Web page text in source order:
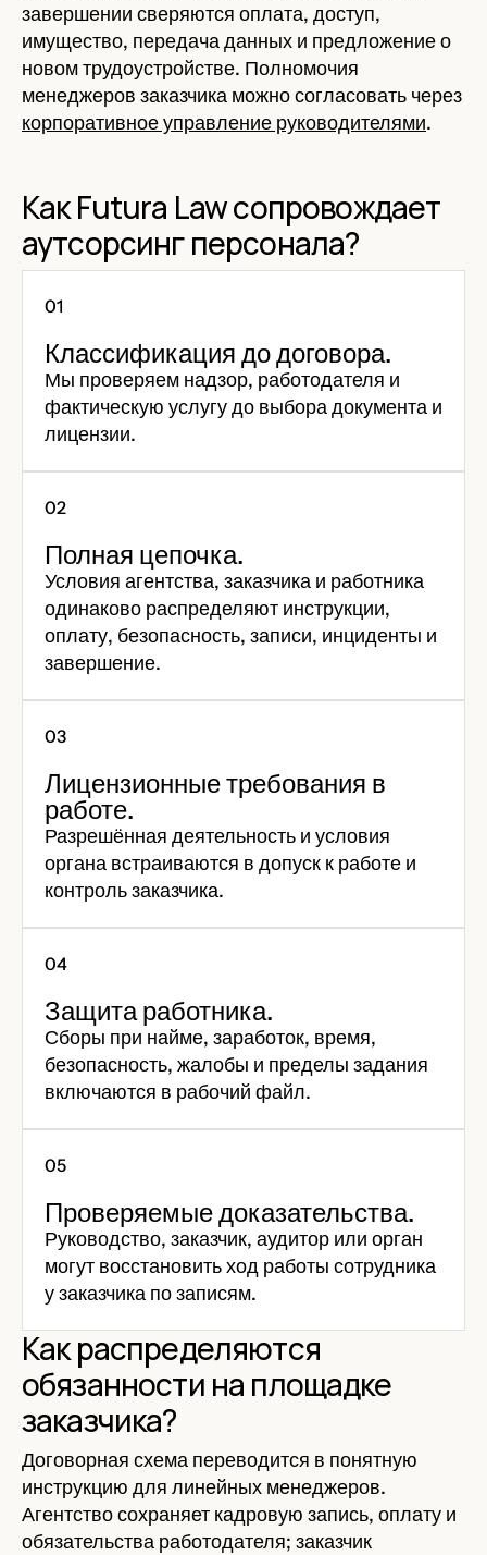
завершении сверяются оплата, доступ,
имущество, передача данных и предложение о
новом трудоустройстве. Полномочия
менеджеров заказчика можно согласовать через
корпоративное управление руководителями.
Как Futura Law сопровождает
аутсорсинг персонала?
Классификация до договора.
Мы проверяем надзор, работодателя и
фактическую услугу до выбора документа и
лицензии.
Полная цепочка.
Условия агентства, заказчика и работника
одинаково распределяют инструкции,
оплату, безопасность, записи, инциденты и
завершение.
Лицензионные требования в
работе.
Разрешённая деятельность и условия
органа встраиваются в допуск к работе и
контроль заказчика.
Защита работника.
Сборы при найме, заработок, время,
безопасность, жалобы и пределы задания
включаются в рабочий файл.
Проверяемые доказательства.
Руководство, заказчик, аудитор или орган
могут восстановить ход работы сотрудника
у заказчика по записям.
Как распределяются
обязанности на площадке
заказчика?
Договорная схема переводится в понятную
инструкцию для линейных менеджеров.
Агентство сохраняет кадровую запись, оплату и
обязательства работодателя; заказчик